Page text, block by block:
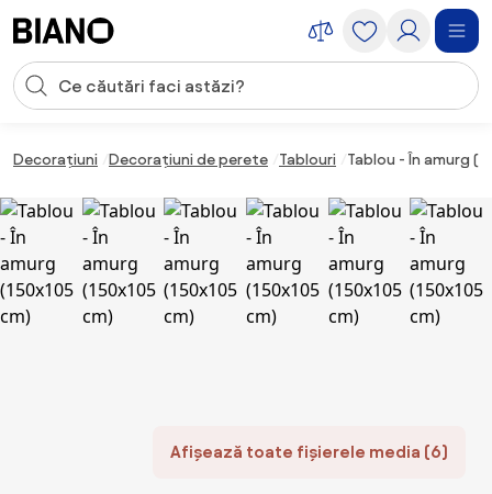
Introducerea căutării
Decorațiuni Decorațiuni de perete Tablouri Tablou - În amurg
Afișează toate fișierele media (6)